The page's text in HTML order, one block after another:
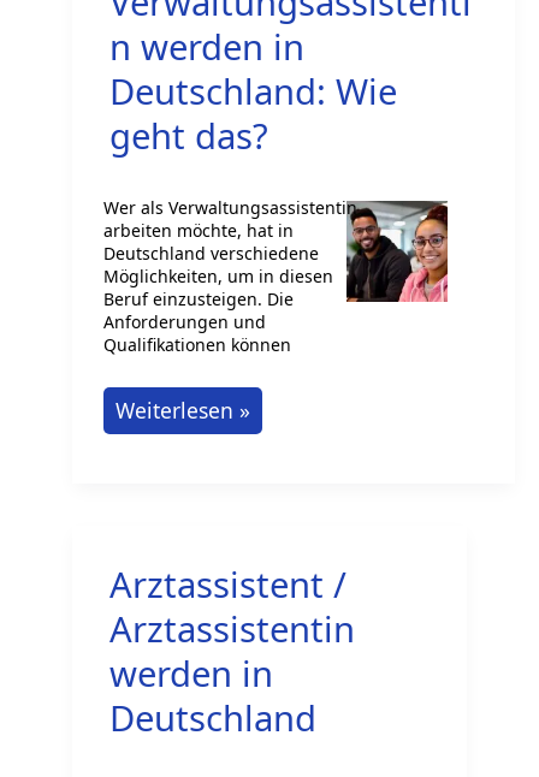
n werden in
Deutschland: Wie
geht das?
Wer als Verwaltungsassistentin
arbeiten möchte, hat in
Deutschland verschiedene
Möglichkeiten, um in diesen
Beruf einzusteigen. Die
Anforderungen und
Qualifikationen können
Verwaltungsassistentin
werden
geht
das?
Weiterlesen »
Arztassistent /
Arztassistentin
werden in
Deutschland